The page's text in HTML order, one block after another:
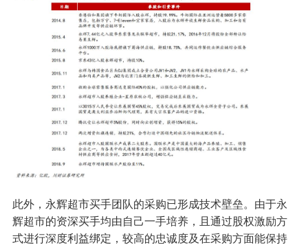
此外，永辉超市买手团队的采购已形成技术壁垒。由于永
辉超市的资深买手均由自己一手培养，且通过股权激励方
式进行深度利益绑定，较高的忠诚度及在采购方面能保持